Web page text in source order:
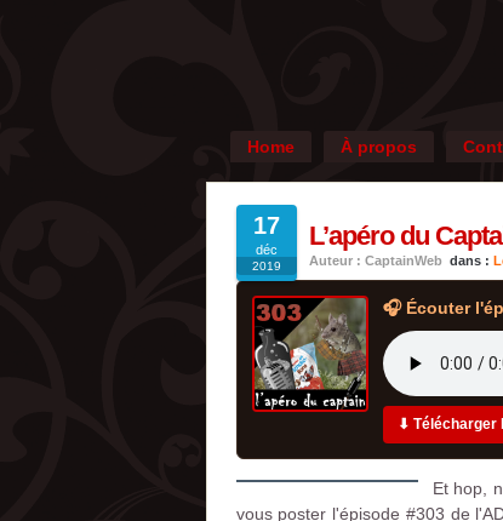
Home À propos
17
déc
2019
L’apéro du
Auteur : CaptainWeb dans :
🎧 Écouter
⬇ Télécharger
Et hop,
vous poster l'épisode #303 de